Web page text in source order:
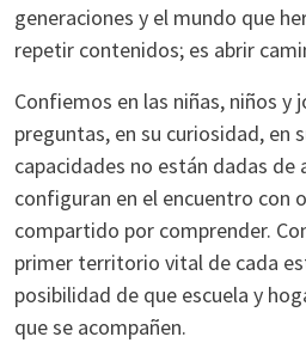
generaciones y el mundo que
repetir contenidos; es abrir
Confiemos en las niñas, niños y
preguntas, en su curiosidad, en
capacidades no están dadas de
configuran en el encuentro con
compartido por comprender.
primer territorio vital de cada
posibilidad de que escuela y
que se acompañen.